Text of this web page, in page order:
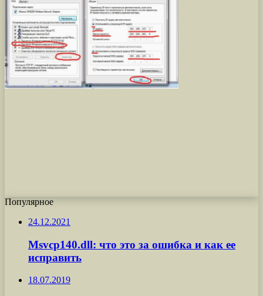
Популярное
24.12.2021
Msvcp140.dll: что это за ошибка и как ее
исправить
18.07.2019